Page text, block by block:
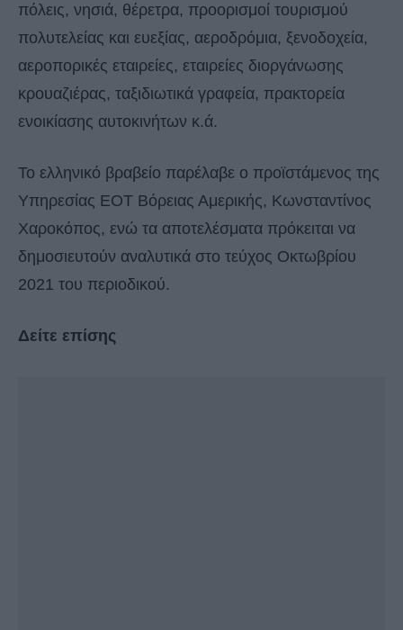
πόλεις, νησιά, θέρετρα, προορισμοί τουρισμού
πολυτελείας και ευεξίας, αεροδρόμια, ξενοδοχεία,
αεροπορικές εταιρείες, εταιρείες διοργάνωσης
κρουαζιέρας, ταξιδιωτικά γραφεία, πρακτορεία
ενοικίασης αυτοκινήτων κ.ά.
Το ελληνικό βραβείο παρέλαβε ο προϊστάμενος της
Υπηρεσίας ΕΟΤ Βόρειας Αμερικής, Κωνσταντίνος
Χαροκόπος, ενώ τα αποτελέσματα πρόκειται να
δημοσιευτούν αναλυτικά στο τεύχος Οκτωβρίου
2021 του περιοδικού.
Δείτε επίσης